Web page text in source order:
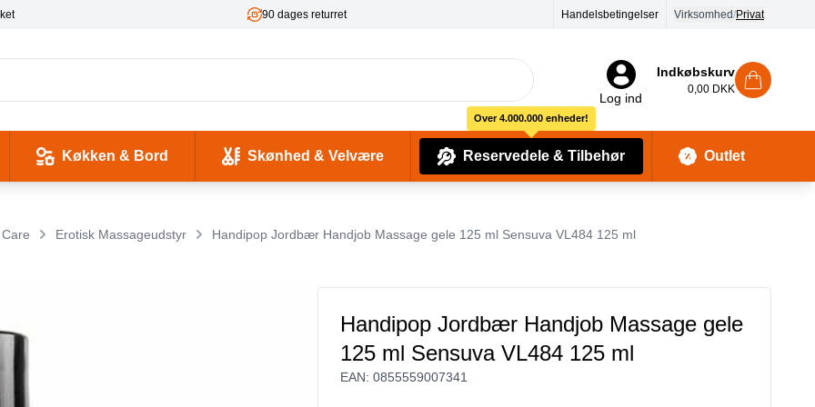
90 dages returret Handelsbetingelser Virksomhed/Privat
Log ind
Indkøbskurv
0,00 DKK
Køkken & Bord Skønhed & Velvære Reservedele & Tilbehør
Over 4.000.000 enheder!
Outlet
Erotisk Massageudstyr Handipop Jordbær Handjob Massage gele 125 ml Sensuva VL484 125 ml
Handipop Jordbær Handjob Massage gele
125 ml Sensuva VL484 125 ml
EAN: 0855559007341